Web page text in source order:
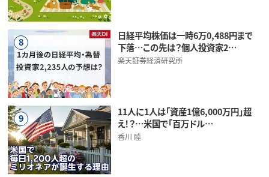
8
日経平均株価は一時6万0,488円まで
下落…この先は？個人投資家2…
楽天証券経済研究所
9
11人に1人は「資産1億6,000万円」超
え！？…米国で「百万ドル…
香川 睦